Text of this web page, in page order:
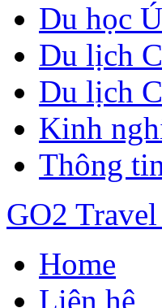
Du học
Du lịch
Du lịch
Kinh
Thông
GO2
Home
Liên hệ